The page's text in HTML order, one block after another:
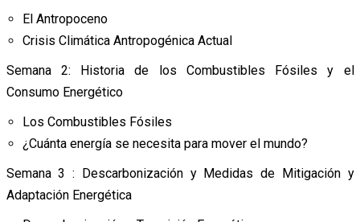
El Antropoceno
Crisis Climática Antropogénica Actual
Semana 2: Historia de los Combustibles Fósiles y el
Consumo Energético
Los Combustibles Fósiles
¿Cuánta energía se necesita para mover el mundo?
Semana 3 : Descarbonización y Medidas de Mitigación y
Adaptación Energética